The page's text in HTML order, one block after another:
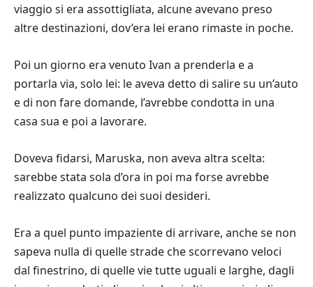
viaggio si era assottigliata, alcune avevano preso
altre destinazioni, dov’era lei erano rimaste in poche.
Poi un giorno era venuto Ivan a prenderla e a
portarla via, solo lei: le aveva detto di salire su un’auto
e di non fare domande, l’avrebbe condotta in una
casa sua e poi a lavorare.
Doveva fidarsi, Maruska, non aveva altra scelta:
sarebbe stata sola d’ora in poi ma forse avrebbe
realizzato qualcuno dei suoi desideri.
Era a quel punto impaziente di arrivare, anche se non
sapeva nulla di quelle strade che scorrevano veloci
dal finestrino, di quelle vie tutte uguali e larghe, dagli